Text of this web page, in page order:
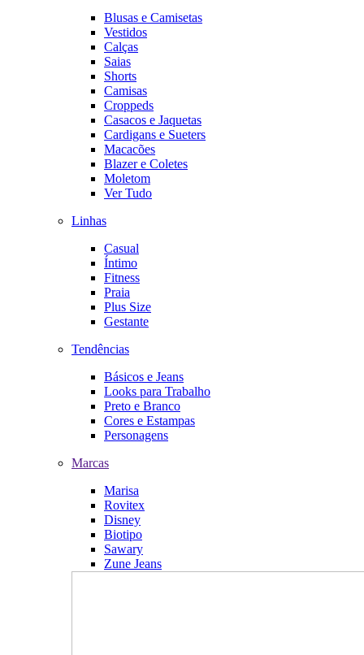
Blusas e Camisetas
Vestidos
Calças
Saias
Shorts
Camisas
Croppeds
Casacos e Jaquetas
Cardigans e Sueters
Macacões
Blazer e Coletes
Moletom
Ver Tudo
Linhas
Casual
Íntimo
Fitness
Praia
Plus Size
Gestante
Tendências
Básicos e Jeans
Looks para Trabalho
Preto e Branco
Cores e Estampas
Personagens
Marcas
Marisa
Rovitex
Disney
Biotipo
Sawary
Zune Jeans